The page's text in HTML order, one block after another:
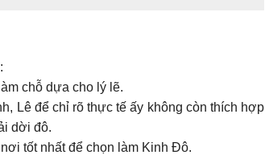
chỗ dựa cho lý lẽ.
Lê để chỉ rõ thực tế ấy không còn thích hợp
dời đô.
tốt nhất để chọn làm Kinh Đô.